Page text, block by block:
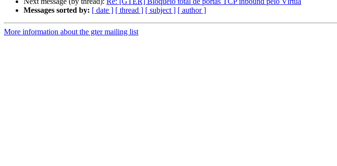
Messages sorted by: [ date ] [ thread ] [ subject ] [ author ]
More information about the gter mailing list